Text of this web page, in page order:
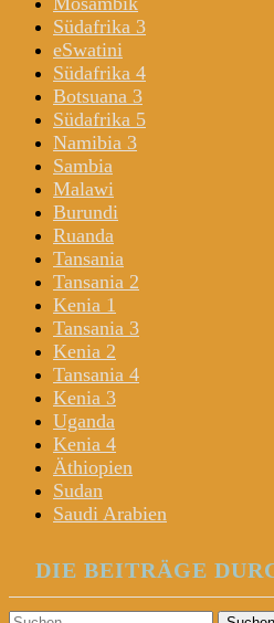
Südafrika 3
eSwatini
Südafrika 4
Botsuana 3
Südafrika 5
Namibia 3
Sambia
Malawi
Burundi
Ruanda
Tansania
Tansania 2
Kenia 1
Tansania 3
Kenia 2
Tansania 4
Kenia 3
Uganda
Kenia 4
Äthiopien
Sudan
Saudi Arabien
DIE BEITRÄGE
Suchen